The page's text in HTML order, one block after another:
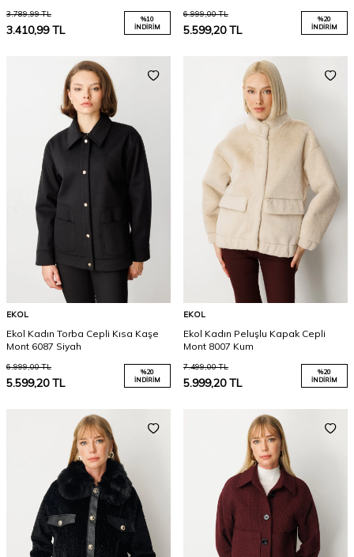
3.789,99TL
3.410,99TL
%10
İNDIRIM
6.999,00TL
5.599,20TL
%20
İNDIRIM
EKOL
Ekol Kadın Torba Cepli Kısa Kaşe
Mont 6087 Siyah
6.999,00TL
5.599,20TL
%20
İNDIRIM
EKOL
Ekol Kadın Peluşlu Kapak Cepli
Mont 8007 Kum
7.499,00TL
5.999,20TL
%20
İNDIRIM